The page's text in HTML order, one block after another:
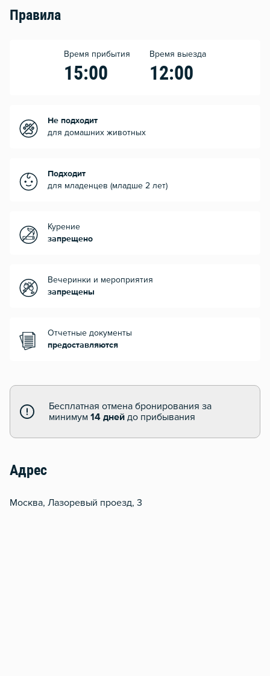
Правила
Время прибытия
15:00
Время выезда
12:00
Не подходит
для домашних животных
Подходит
для младенцев (младше 2 лет)
Курение
запрещено
Вечеринки и мероприятия
запрещены
Отчетные документы
предоставляются
Бесплатная отмена бронирования за
минимум 14 дней до прибывания
Адрес
Москва, Лазоревый проезд, 3